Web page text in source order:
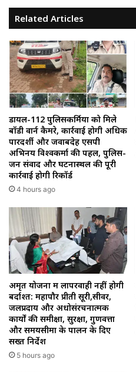
Related Articles
डायल-112 पुलिसकर्मियों को मिले
बॉडी वार्न कैमरे, कार्रवाई होगी अधिक
पारदर्शी और जवाबदेह एसपी
अभिनय विश्वकर्मा की पहल, पुलिस-
जन संवाद और घटनास्थल की पूरी
कार्रवाई होगी रिकॉर्ड
4 hours ago
अमृत योजना में लापरवाही नहीं होगी
बर्दाश्त: महापौर प्रीती सूरी,सीवर,
जलप्रदाय और अधोसंरचनात्मक
कार्यों की समीक्षा, सुरक्षा, गुणवत्ता
और समयसीमा के पालन के दिए
सख्त निर्देश
5 hours ago